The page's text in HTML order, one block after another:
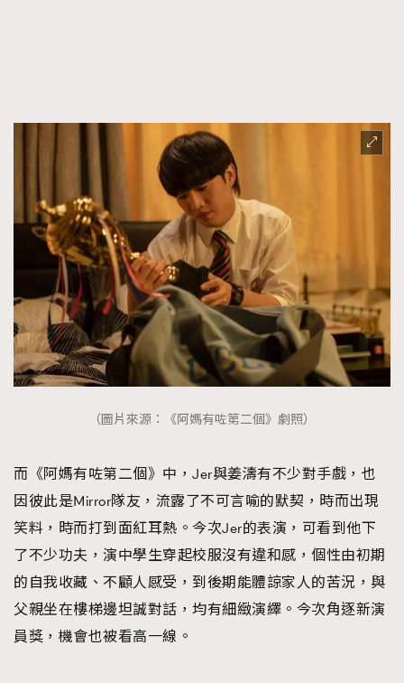
（圖片來源：《阿媽有咗第二個》劇照）
而《阿媽有咗第二個》中，Jer與姜濤有不少對手戲，也
因彼此是Mirror隊友，流露了不可言喻的默契，時而出現
笑料，時而打到面紅耳熱。今次Jer的表演，可看到他下
了不少功夫，演中學生穿起校服沒有違和感，個性由初期
的自我收藏、不顧人感受，到後期能體諒家人的苦況，與
父親坐在樓梯邊坦誠對話，均有細緻演繹。今次角逐新演
員獎，機會也被看高一線。